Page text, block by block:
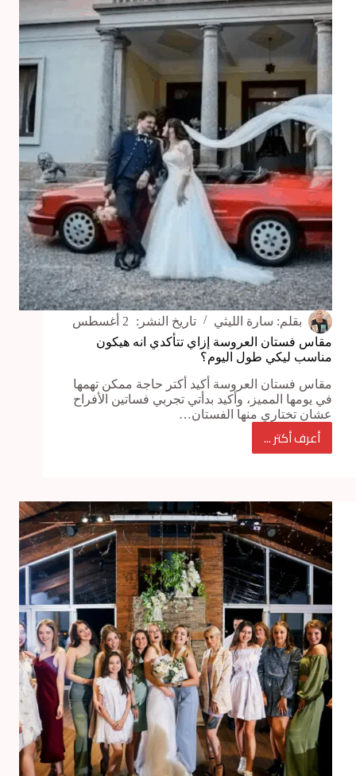
إزاي
تختاري
الأنسب
لميزانيتك؟
بقلم: سارة الليثي تاريخ النشر:
مقاس فستان العروسة إزاي تتأكدي انه هيكون
مناسب ليكي طول اليوم؟
مقاس فستان العروسة أكيد أكتر حاجة ممكن تهمها
في يومها المميز، وأكيد بدأتي تجربي فساتين الأفراح
عشان تختاري منها الفستان…
أعرف أكتر ...
مقاس
إزاي
تتأكدي
انه
هيكون
مناسب
ليكي
طول
اليوم؟